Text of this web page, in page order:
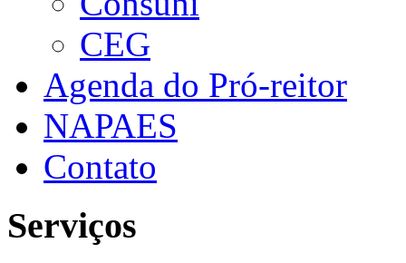
CEG
Agenda do Pró-reitor
NAPAES
Contato
Serviços